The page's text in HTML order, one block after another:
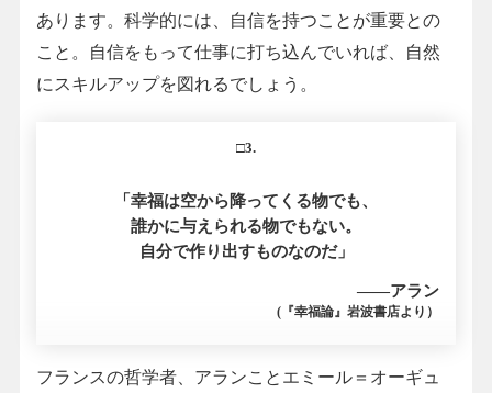
あります。科学的には、自信を持つことが重要との
こと。自信をもって仕事に打ち込んでいれば、自然
にスキルアップを図れるでしょう。
□3.
「幸福は空から降ってくる物でも、
誰かに与えられる物でもない。
自分で作り出すものなのだ」
――アラン
(『幸福論』岩波書店より）
フランスの哲学者、アランことエミール＝オーギュ